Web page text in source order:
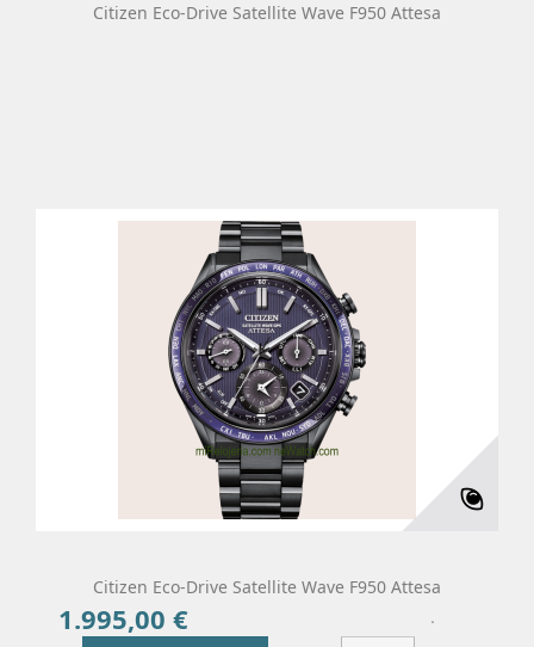
Citizen Eco-Drive Satellite Wave F950 Attesa
Citizen Eco-Drive Satellite Wave F950 Attesa
1.995,00 €